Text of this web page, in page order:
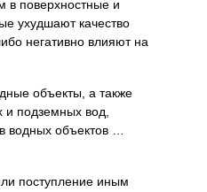
поверхностные и
ухудшают качество
негативно влияют на
объекты, а также
и подземных вод,
водных объектов …
поступление иным